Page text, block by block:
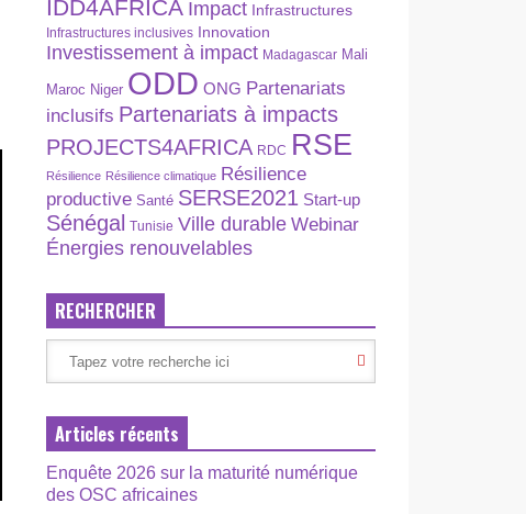
IDD4AFRICA Impact Infrastructures
Infrastructures inclusives Innovation
Investissement à impact Madagascar Mali
Maroc Niger ODD ONG Partenariats
inclusifs Partenariats à impacts
PROJECTS4AFRICA RDC RSE
Résilience Résilience climatique Résilience
productive Santé SERSE2021 Start-up
Sénégal Tunisie Ville durable Webinar
Énergies renouvelables
RECHERCHER
Articles récents
Enquête 2026 sur la maturité numérique
des OSC africaines